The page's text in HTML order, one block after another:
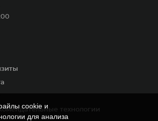
технологии
cookie и
для анализа